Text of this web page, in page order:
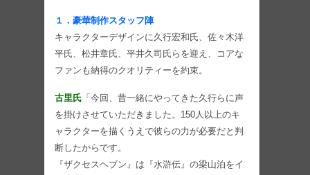
１．豪華制作スタッフ陣
キャラクターデザインに久行宏和氏、佐々木洋
平氏、松井章氏、平井久司氏らを迎え、コアな
ファンも納得のクオリティーを約束。
古里氏 「今回、昔一緒にやってきた久行らに声
を掛けさせていただきました。150人以上のキ
ャラクターを描くうえで彼らの力が必要だと判
断したからです。
『ザクセスヘブン』は『水滸伝』の梁山泊をイ